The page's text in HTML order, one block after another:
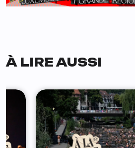
À LIRE AUSSI